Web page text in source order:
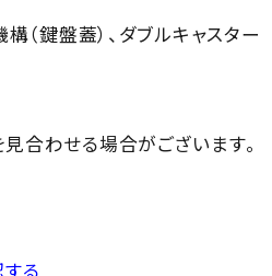
（鍵盤蓋）、ダブルキャスター
合わせる場合がございます。
る